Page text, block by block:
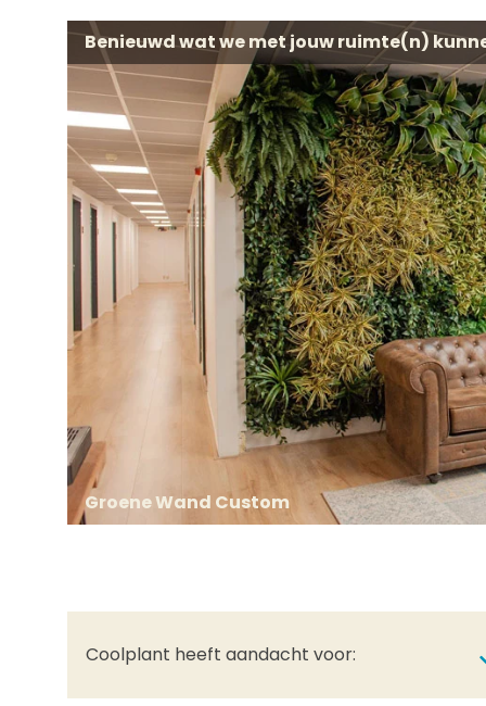
Benieuwd wat we met jouw ruimte(n)
Groene Wand Custom
Coolplant heeft aandacht voor: